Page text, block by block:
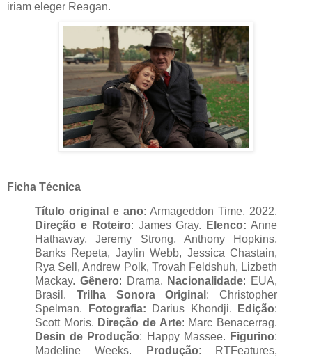
iriam eleger Reagan.
Ficha Técnica
Título original e ano
Direção e Roteiro: James Gray. Elenco: Anne
Hathaway, Jeremy Strong, Anthony Hopkins,
Banks Repeta, Jaylin Webb, Jessica Chastain,
Rya Sell, Andrew Polk, Trovah Feldshuh, Lizbeth
Mackay. Gênero: Drama. Nacionalidade: EUA,
Brasil. Trilha Sonora Original : Christopher
Spelman.
Fotografia: Darius Khondji. Edição:
Scott Moris. Direção de Arte: Marc Benacerrag.
Desin de Produção: Happy Massee. Figurino:
Madeline Weeks.
Produção: RTFeatures,